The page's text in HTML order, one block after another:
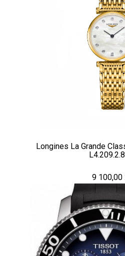
Longines La Grande
9 100,00